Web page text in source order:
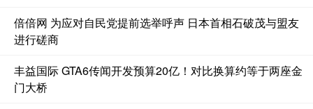
倍倍网 为应对自民党提前选举呼声 日本首相石破茂与盟友
进行磋商
丰益国际 GTA6传闻开发预算20亿！对比换算约等于两座金
门大桥